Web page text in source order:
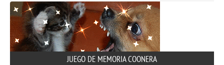
JUEGO DE MEMORIA COONERA